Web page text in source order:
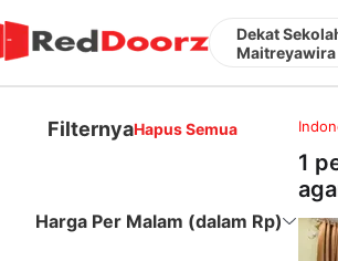
Dekat
Maitreyawira
FilternyaHapus Semua
Harga Per Malam (dalam Rp)
1